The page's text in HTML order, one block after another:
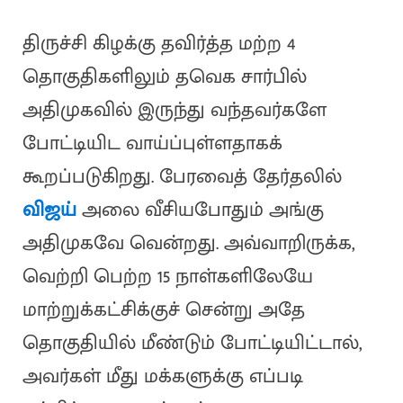
திருச்சி கிழக்கு தவிர்த்த மற்ற 4
தொகுதிகளிலும் தவெக சார்பில்
அதிமுகவில் இருந்து வந்தவர்களே
போட்டியிட வாய்ப்புள்ளதாகக்
கூறப்படுகிறது. பேரவைத் தேர்தலில்
விஜய்அலை வீசியபோதும் அங்கு
அதிமுகவே வென்றது. அவ்வாறிருக்க,
வெற்றி பெற்ற 15 நாள்களிலேயே
மாற்றுக்கட்சிக்குச் சென்று அதே
தொகுதியில் மீண்டும் போட்டியிட்டால்,
அவர்கள் மீது மக்களுக்கு எப்படி